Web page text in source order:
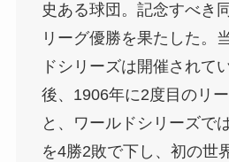
史ある球団。記念すべき
リーグ優勝を果たした。
ドシリーズは開催されて
後、1906年に2度目のリ
と、ワールドシリーズで
を4勝2敗で下し、初の世